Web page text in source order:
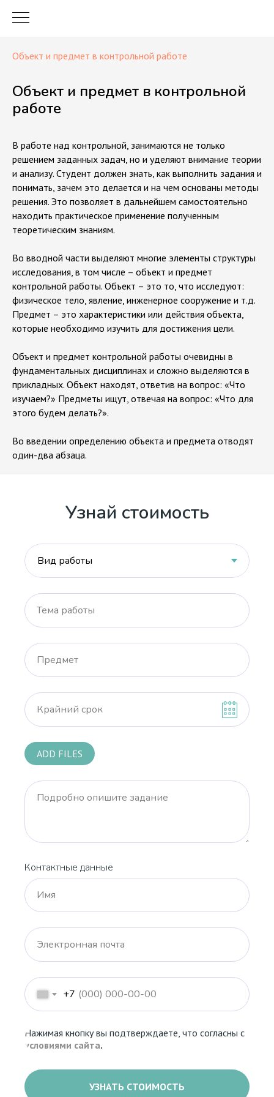
Объект и предмет в контрольной работе
Объект и предмет в контрольной
работе
В работе над контрольной, занимаются не только
решением заданных задач, но и уделяют внимание теории
и анализу. Студент должен знать, как выполнить задания и
понимать, зачем это делается и на чем основаны методы
решения. Это позволяет в дальнейшем самостоятельно
находить практическое применение полученным
теоретическим знаниям.
Во вводной части выделяют многие элементы структуры
исследования, в том числе – объект и предмет
контрольной работы. Объект – это то, что исследуют:
физическое тело, явление, инженерное сооружение и т.д.
Предмет – это характеристики или действия объекта,
которые необходимо изучить для достижения цели.
Объект и предмет контрольной работы очевидны в
фундаментальных дисциплинах и сложно выделяются в
прикладных. Объект находят, ответив на вопрос: «Что
изучаем?» Предметы ищут, отвечая на вопрос: «Что для
этого будем делать?».
Во введении определению объекта и предмета отводят
один-два абзаца.
Узнай стоимость
Тема работы
Предмет
Крайний срок
ADD FILES
Подробно опишите задание
Контактные данные
Имя
Электронная почта
+7
Нажимая кнопку вы подтверждаете, что согласны с
условиями сайта.
УЗНАТЬ СТОИМОСТЬ